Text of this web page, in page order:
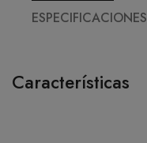
ESPECIFICACIONES
Características